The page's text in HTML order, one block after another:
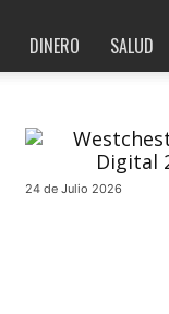
DINERO SALUD
24 de Julio 2026